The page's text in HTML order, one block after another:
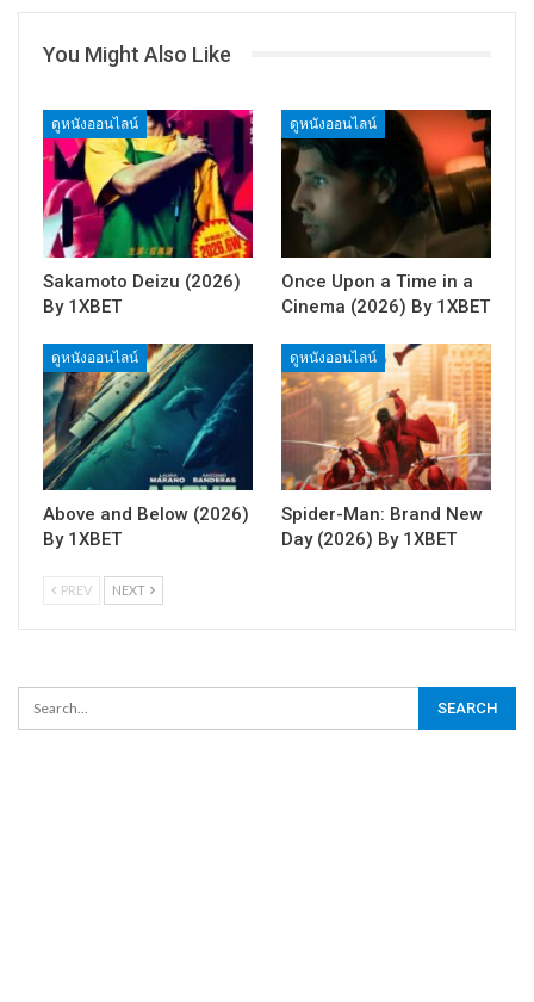
You Might Also Like
ดูหนังออนไลน์
Sakamoto Deizu (2026)
By 1XBET
ดูหนังออนไลน์
Once Upon a Time in a
Cinema (2026) By 1XBET
ดูหนังออนไลน์
Above and Below (2026)
By 1XBET
ดูหนังออนไลน์
Spider-Man: Brand New
Day (2026) By 1XBET
PREV NEXT